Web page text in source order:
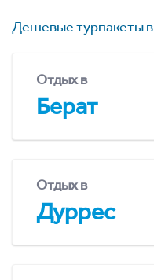
Дешевые турпакеты в
Отдых в
Берат
Отдых в
Дуррес